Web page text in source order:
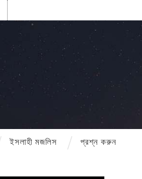
ইসলাহী মজলিস প্রশ্ন করুন